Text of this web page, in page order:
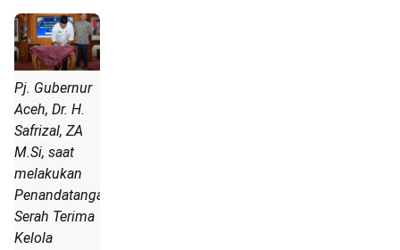
Pj. Gubernur
Aceh, Dr. H.
Safrizal, ZA
M.Si, saat
melakukan
Penandatanganan
Serah Terima
Kelola